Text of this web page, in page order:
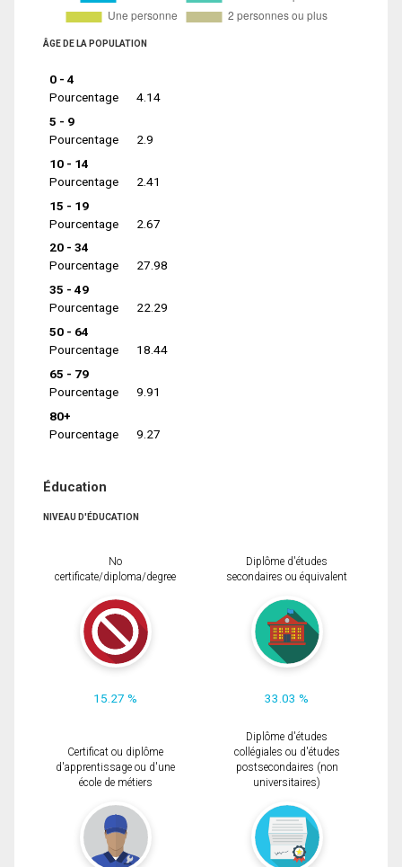
ÂGE DE LA POPULATION
0 - 4
Pourcentage
4.14
5 - 9
Pourcentage
2.9
10 - 14
Pourcentage
2.41
15 - 19
Pourcentage
2.67
20 - 34
Pourcentage
27.98
35 - 49
Pourcentage
22.29
50 - 64
Pourcentage
18.44
65 - 79
Pourcentage
9.91
80+
Pourcentage
9.27
Éducation
NIVEAU D'ÉDUCATION
No
certificate/diploma/degree
15.27 %
Diplôme d'études
secondaires ou équivalent
33.03 %
Certificat ou diplôme
d'apprentissage ou d'une
école de métiers
Diplôme d'études
collégiales ou d'études
postsecondaires (non
universitaires)